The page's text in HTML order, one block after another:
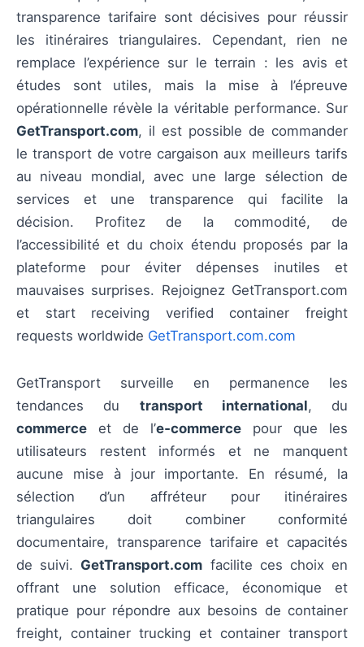
transparence tarifaire sont décisives pour réussir
les itinéraires triangulaires. Cependant, rien ne
remplace l’expérience sur le terrain : les avis et
études sont utiles, mais la mise à l’épreuve
opérationnelle révèle la véritable performance. Sur
GetTransport.com, il est possible de commander
le transport de votre cargaison aux meilleurs tarifs
au niveau mondial, avec une large sélection de
services et une transparence qui facilite la
décision. Profitez de la commodité, de
l’accessibilité et du choix étendu proposés par la
plateforme pour éviter dépenses inutiles et
mauvaises surprises. Rejoignez GetTransport.com
et start receiving verified container freight
requests worldwide GetTransport.com.com
GetTransport surveille en permanence les
tendances du transport international, du
commerce et de l’e‑commerce pour que les
utilisateurs restent informés et ne manquent
aucune mise à jour importante. En résumé, la
sélection d’un affréteur pour itinéraires
triangulaires doit combiner conformité
documentaire, transparence tarifaire et capacités
de suivi. GetTransport.com facilite ces choix en
offrant une solution efficace, économique et
pratique pour répondre aux besoins de container
freight, container trucking et container transport